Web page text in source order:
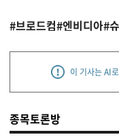
#브로드컴#엔비디아#
이 기사는 AI
종목토론방